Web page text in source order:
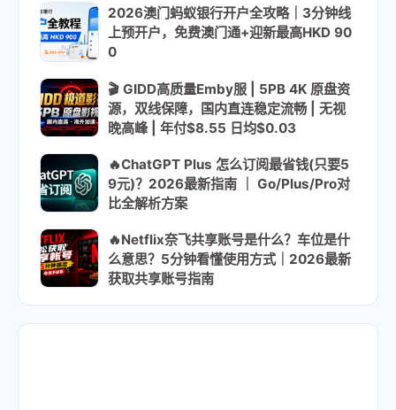
2026澳门蚂蚁银行开户全攻略｜3分钟线
上预开户，免费澳门通+迎新最高HKD 90
0
🎬 GIDD高质量Emby服 | 5PB 4K 原盘资
源，双线保障，国内直连稳定流畅 | 无视
晚高峰 | 年付$8.55 日均$0.03
🔥ChatGPT Plus 怎么订阅最省钱(只要5
9元)？2026最新指南 ｜ Go/Plus/Pro对
比全解析方案
🔥Netflix奈飞共享账号是什么？车位是什
么意思？5分钟看懂使用方式｜2026最新
获取共享账号指南